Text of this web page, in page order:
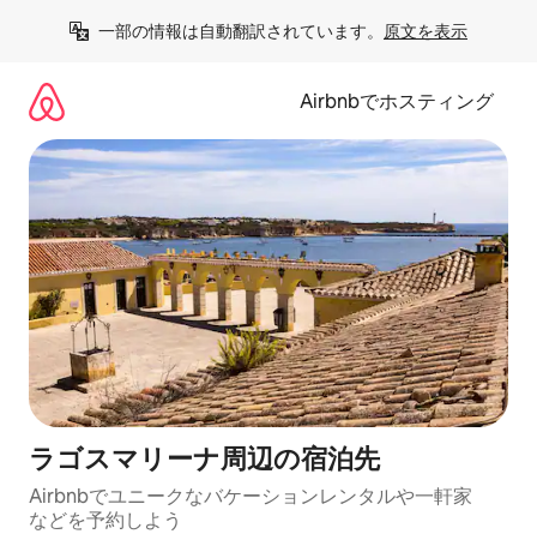
一部の情報は自動翻訳されています。 原文を表示
Airbnbでホスティング
ラゴスマリーナ⁠周⁠辺⁠の宿⁠泊⁠先
Airbnbでユニークなバ⁠ケ⁠ー⁠シ⁠ョ⁠ンレ⁠ン⁠タ⁠ルや一⁠軒⁠家
な⁠ど⁠を予⁠約⁠し⁠よ⁠う